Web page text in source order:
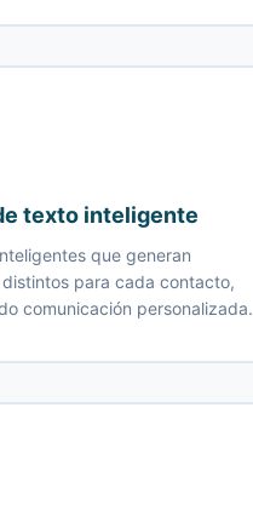
texto inteligente
que generan
distintos para cada contacto,
comunicación personalizada.